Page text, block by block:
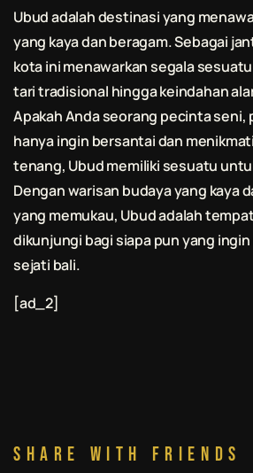
Ubud adalah destinasi yang
yang kaya dan beragam. Sebagai
kota ini menawarkan segala
tari tradisional hingga keindahan
Apakah Anda seorang pecinta seni,
hanya ingin bersantai dan
tenang, Ubud memiliki sesuatu
Dengan warisan budaya yang kaya
yang memukau, Ubud adalah
dikunjungi bagi siapa pun yang
sejati bali.
[ad_2]
Share With Friends